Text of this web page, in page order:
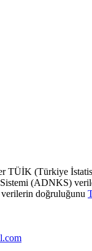
TÜİK (Türkiye
(ADNKS)
doğruluğunu